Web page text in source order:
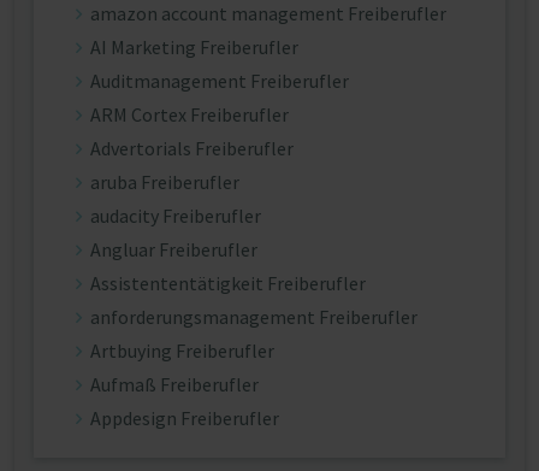
amazon account management Freiberufler
AI Marketing Freiberufler
Auditmanagement Freiberufler
ARM Cortex Freiberufler
Advertorials Freiberufler
aruba Freiberufler
audacity Freiberufler
Angluar Freiberufler
Assistententätigkeit Freiberufler
anforderungsmanagement Freiberufler
Artbuying Freiberufler
Aufmaß Freiberufler
Appdesign Freiberufler